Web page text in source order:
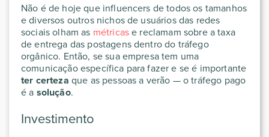
Não é de hoje que influencers de todos os tamanhos
e diversos outros nichos de usuários das redes
sociais olham as métricase reclamam sobre a taxa
de entrega das postagens dentro do tráfego
orgânico. Então, se sua empresa tem uma
comunicação específica para fazer e se é importante
ter certeza que as pessoas a verão — o tráfego pago
é a solução.
Investimento